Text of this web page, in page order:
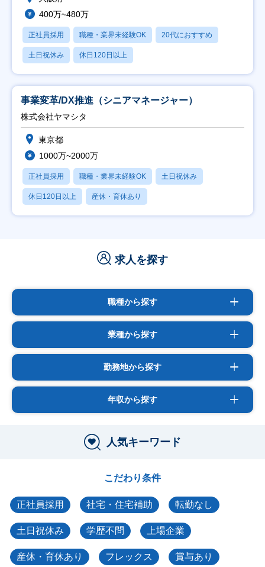
400万~480万
正社員採用 職種・業界未経験OK 20代におすすめ
土日祝休み 休日120日以上
事業変革/DX推進（シニアマネージャー）
株式会社ヤマシタ
東京都
1000万~2000万
正社員採用 職種・業界未経験OK 土日祝休み
休日120日以上 産休・育休あり
求人を探す
職種から探す
業種から探す
勤務地から探す
年収から探す
人気キーワード
こだわり条件
正社員採用 社宅・住宅補助 転勤なし
土日祝休み 学歴不問 上場企業
産休・育休あり フレックス 賞与あり